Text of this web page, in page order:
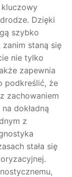
Dzięki
szybko
staną się
nie tylko
zapewnia
podkreślić, że
zachowaniem
dokładną
z
stała się